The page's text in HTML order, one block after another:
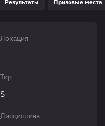
Результаты Призовые места
Локация
-
Тир
S
Дисциплина